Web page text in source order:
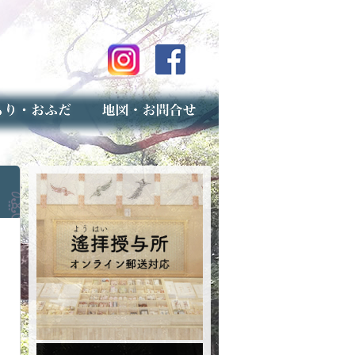
ご案内
げ（古いお守りのお取り扱い）
マップ
用フォーム（事前受付）